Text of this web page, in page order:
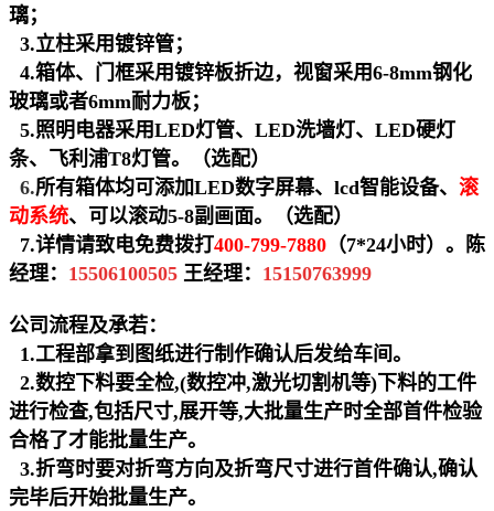
璃；
3.立柱采用镀锌管；
4.箱体、门框采用镀锌板折边，视窗采用6-8mm钢化
玻璃或者6mm耐力板；
5.照明电器采用LED灯管、LED洗墙灯、LED硬灯
条、飞利浦T8灯管。（选配）
6.所有箱体均可添加LED数字屏幕、lcd智能设备、 滚
动系统、可以滚动5-8副画面。
（选配）
7.详情请致电免费拨打400-799-7880 （7*24小时）。陈
经理： 15506100505 王经理： 15150763999
公司流程及承若：
1.工程部拿到图纸进行制作确认后发给车间。
2.数控下料要全检,(数控冲,激光切割机等)下料的工件
进行检查,包括尺寸,展开等,大批量生产时全部首件检验
合格了才能批量生产。
3.折弯时要对折弯方向及折弯尺寸进行首件确认,确认
完毕后开始批量生产。